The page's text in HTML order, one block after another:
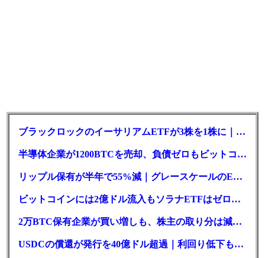
ブラックロックのイーサリアムETFが3株を1株に｜年初来37%安
半導体企業が1200BTCを売却、負債ゼロもビットコイン戦略は後退
リップル保有が半年で55%減｜グレースケールのETF、純資産1.6億ドル減
ビットコインには2億ドル流入もソラナETFはゼロ｜5営業日連続で停止
2万BTC保有企業が買い増しも、株主の取り分は減少｜目標と逆行
USDCの償還が発行を40億ドル超過｜利回り低下も収益は増加